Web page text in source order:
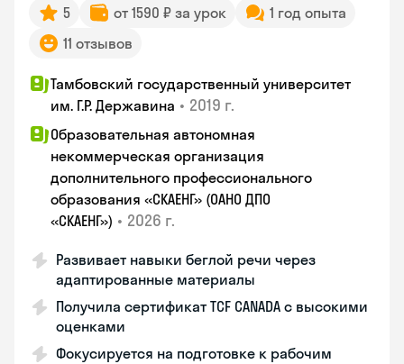
5 от 1590 ₽ за урок
1 год опыта
11 отзывов
Тамбовский государственный университет
им. Г.Р. Державина • 2019 г.
Образовательная автономная
некоммерческая организация
дополнительного профессионального
образования «СКАЕНГ» (ОАНО ДПО
«СКАЕНГ») • 2026 г.
Развивает навыки беглой речи через
адаптированные материалы
Получила сертификат TCF CANADA с высокими
оценками
Фокусируется на подготовке к рабочим